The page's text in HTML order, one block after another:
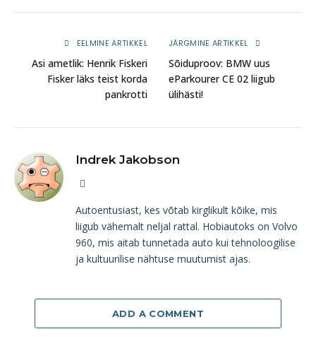
EELMINE ARTIKKEL
Asi ametlik: Henrik Fiskeri
Fisker läks teist korda
pankrotti
JÄRGMINE ARTIKKEL
Sõiduproov: BMW uus
eParkourer CE 02 liigub
ülihästi!
Indrek Jakobson
Autoentusiast, kes võtab kirglikult kõike, mis
liigub vähemalt neljal rattal. Hobiautoks on Volvo
960, mis aitab tunnetada auto kui tehnoloogilise
ja kultuurilise nähtuse muutumist ajas.
ADD A COMMENT